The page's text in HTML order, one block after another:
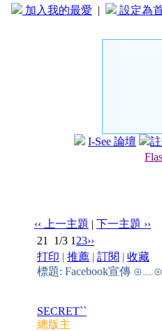
加入我的最愛 | 設定為
I-See 論壇
‹‹ 上一主題 | 下一主題 ››
21
1/3 1 23››
打印 | 推薦 | 訂閱 | 收藏
標題: Facebook宣傳 ⊙﹏⊙
SECRET``
總版主